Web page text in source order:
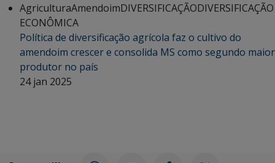
AgriculturaAmendoimDIVERSIFICAÇÃODIVERSIFICAÇÃO
ECONÔMICA
Política de diversificação agrícola faz o cultivo do
amendoim crescer e consolida MS como segundo maior
produtor no país
24 jan 2025